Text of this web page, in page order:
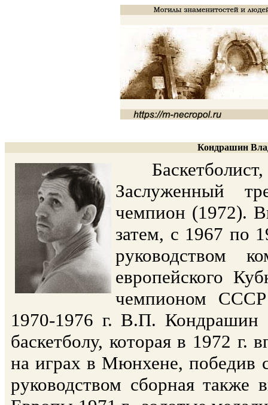
Кондрашин
Баскетболист,
Заслуженный
чемпион (1972).
затем, с 1967 по
руководством
европейского
чемпионом
1970-1976 г. В.П.
баскетболу, которая в 1972 г.
на играх в Мюнхене, победив
руководством сборная также